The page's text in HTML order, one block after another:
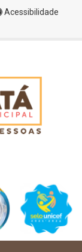
Acessibilidade